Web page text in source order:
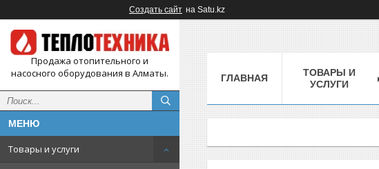
Создать сайт на Satu.kz
Продажа отопительного и
насосного оборудования в Алматы.
Товары и услуги
ГЛАВНАЯ
ТОВАРЫ И
УСЛУГИ